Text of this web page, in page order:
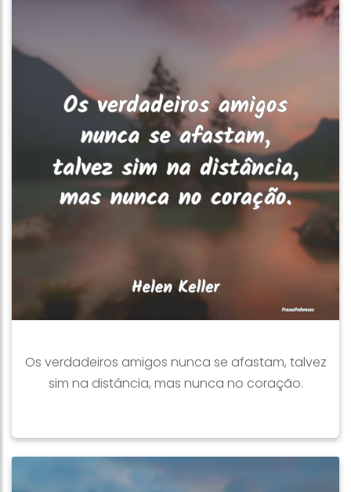
Os verdadeiros amigos nunca se afastam, talvez
sim na distância, mas nunca no coração.